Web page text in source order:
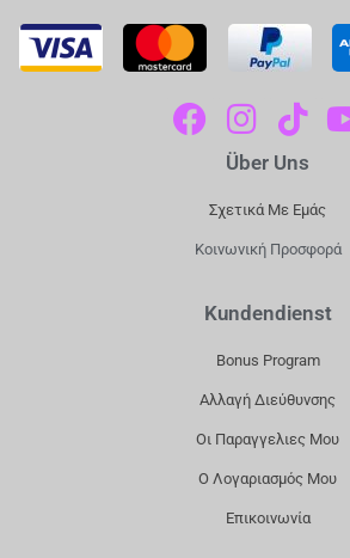
F
A
B
O
I
N
S
T
A
R
M
T
I
K
T
O
Über Uns
Σχετικά Με Εμάς
Κοινωνική Προσφορά
Kundendienst
Bonus Program
Αλλαγή Διεύθυνσης
Οι Παραγγελιες Μου
Ο Λογαριασμός Μου
Επικοινωνία